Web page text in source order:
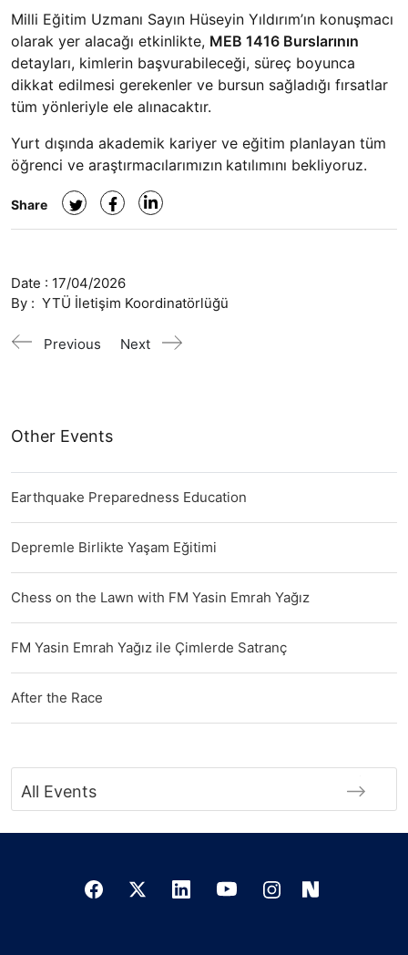
Milli Eğitim Uzmanı Sayın Hüseyin Yıldırım’ın konuşmacı
olarak yer alacağı etkinlikte, MEB 1416 Burslarının
detayları, kimlerin başvurabileceği, süreç boyunca
dikkat edilmesi gerekenler ve bursun sağladığı fırsatlar
tüm yönleriyle ele alınacaktır.
Yurt dışında akademik kariyer ve eğitim planlayan tüm
öğrenci ve araştırmacılarımızın katılımını bekliyoruz.
Share
Date : 17/04/2026
By : YTÜ İletişim Koordinatörlüğü
Previous Next
Other Events
Earthquake Preparedness Education
Depremle Birlikte Yaşam Eğitimi
Chess on the Lawn with FM Yasin Emrah Yağız
FM Yasin Emrah Yağız ile Çimlerde Satranç
After the Race
All Events